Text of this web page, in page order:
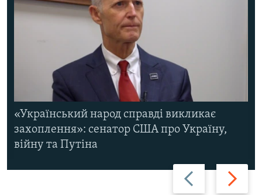
Назад Вперед
«Український народ справді викликає
захоплення»: сенатор США про Україну,
війну та Путіна